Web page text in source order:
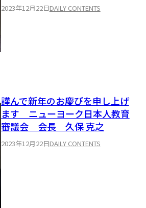
2023年12月22日DAILY CONTENTS
謹んで新年のお慶びを申し上げ
ます ニューヨーク日本人教育
審議会 会長 久保 克之
2023年12月22日DAILY CONTENTS